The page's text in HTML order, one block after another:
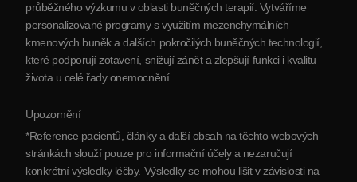
Kontaktujte nás
průběžného výzkumu v oblasti buněčných terapií. Vytváříme
personalizované programy s využitím mezenchymálních
kmenových buněk a dalších pokročilých buněčných technologií,
které podporují zotavení, snižují zánět a zlepšují funkci i kvalitu
života u celé řady onemocnění.
Upozornění
*Reference pacientů, články a další obsah na těchto webových
stránkách slouží pouze pro informační účely a nezaručují
konkrétní výsledky léčby. Výsledky se mohou lišit v závislosti na